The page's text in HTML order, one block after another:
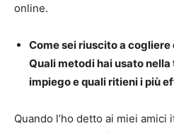
online.
Come sei riuscito a
Quali metodi hai usato
impiego e quali ritieni i più
Quando l’ho detto ai miei amici